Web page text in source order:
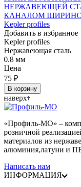
НЕРЖАВЕЮЩЕЙ
КАНАЛОМ ШИРИНОЙ
Kepler profiles
Добавить в избранное
Kepler profiles
Нержавеющая сталь
0.8 мм
Цена
75 ₽
В корзину
наверх
«Профиль-МО» –
розничной
материалов из
алюминия,латуни и
Написать нам
ИНФОРМАЦИЯ